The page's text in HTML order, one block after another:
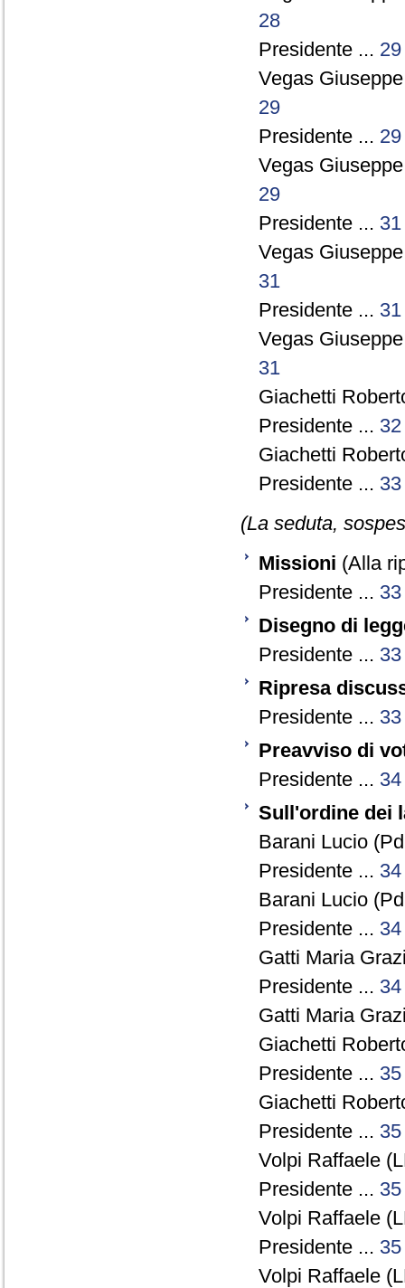
28
Presidente ... 29
Vegas
29
Presidente ... 29
Vegas
29
Presidente ... 31
Vegas
31
Presidente ... 31
Vegas
31
Giachetti
Presidente ... 32
Giachetti
Presidente ... 33
(La seduta,
Missioni (Alla
Presidente ... 33
Disegno di
Presidente ... 33
Ripresa
Presidente ... 33
Preavviso di
Presidente ... 34
Sull'ordine dei
Barani Lucio
Presidente ... 34
Barani Lucio
Presidente ... 34
Gatti Maria
Presidente ... 34
Gatti Maria
Giachetti
Presidente ... 35
Giachetti
Presidente ... 35
Volpi Raffaele
Presidente ... 35
Volpi Raffaele
Presidente ... 35
Volpi Raffaele